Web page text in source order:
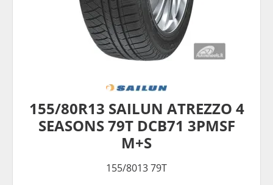
155/80R13 SAILUN ATREZZO 4
SEASONS 79T DCB71 3PMSF
M+S
155/8013 79T